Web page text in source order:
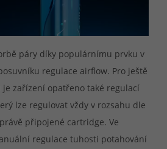
páry díky populárnímu prvku v
regulace airflow. Pro ještě
zařízení opatřeno také regulací
lze regulovat vždy v rozsahu dle
připojené cartridge. Ve
regulace tuhosti potahování